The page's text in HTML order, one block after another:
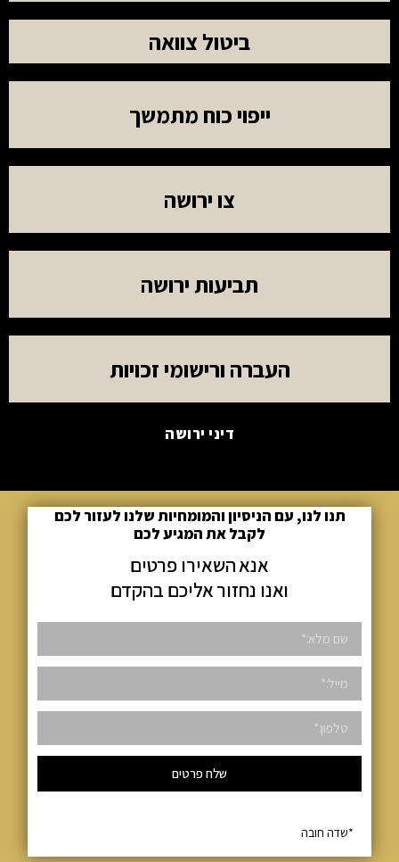
ביטול צוואה
ייפוי כוח מתמשך
צו ירושה
תביעות ירושה
העברה ורישומי זכויות
דיני ירושה
תנו לנו, עם הניסיון והמומחיות שלנו לעזור לכם
לקבל את המגיע לכם
אנא השאירו פרטים
ואנו נחזור אליכם בהקדם
שלח פרטים
*שדה חובה